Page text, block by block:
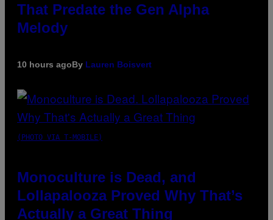
That Predate the Gen Alpha
Melody
10 hours agoBy Lauren Boisvert
(PHOTO VIA T-MOBILE)
Monoculture is Dead, and
Lollapalooza Proved Why That’s
Actually a Great Thing